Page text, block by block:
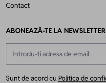
Contact
ABONEAZĂ-TE LA NEWSLETTER
Sunt de acord cu Politica de